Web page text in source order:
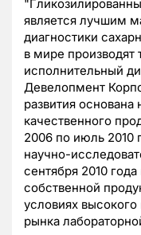
является лучшим
диагностики
в мире производят
исполнительный
Девелопмент
развития
качественного
2006 по июль 2010
научно-
сентября 2010
собственной
условиях
рынка